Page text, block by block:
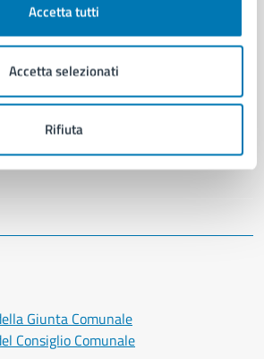
Accetta tutti
Accetta selezionati
Rifiuta
Giunta Comunale
Consiglio Comunale